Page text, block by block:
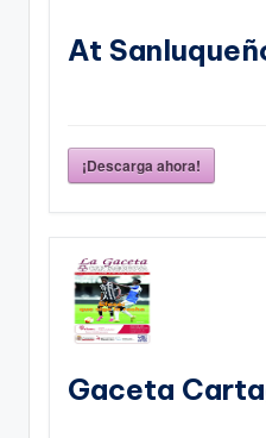
At
¡Descarga ahora!
Gaceta